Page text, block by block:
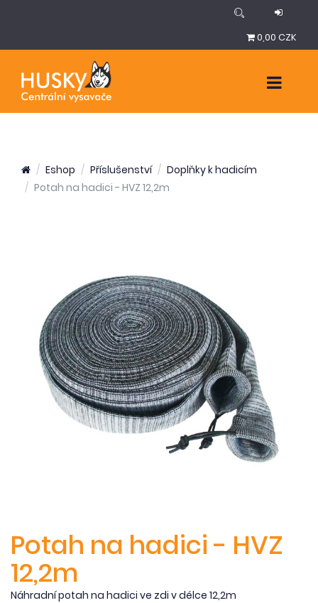
0,00 CZK
Eshop Příslušenství
Doplňky k hadicím
Potah na hadici - HVZ 12,2m
Potah na hadici - HVZ
12,2m
Náhradní potah na hadici ve zdi v délce 12,2m